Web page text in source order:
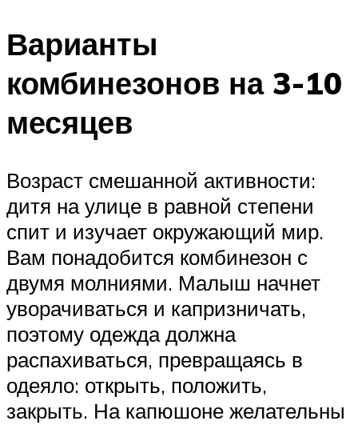
Варианты
комбинезонов на 3-10
месяцев
Возраст смешанной активности:
дитя на улице в равной степени
спит и изучает окружающий мир.
Вам понадобится комбинезон с
двумя молниями. Малыш начнет
уворачиваться и капризничать,
поэтому одежда должна
распахиваться, превращаясь в
одеяло: открыть, положить,
закрыть. На капюшоне желательны